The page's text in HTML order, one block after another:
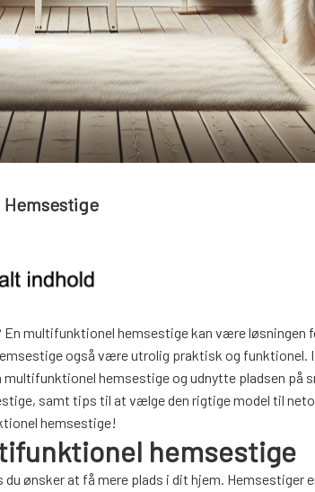
Hemsestige
multifunktionel hemsestige kan være løsningen
også være utrolig praktisk og funktionel.
hemsestige og udnytte pladsen på
samt tips til at vælge den rigtige model til
hemsestige!
hemsestige
ønsker at få mere plads i dit hjem. Hemsestiger